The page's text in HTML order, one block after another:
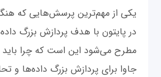
یکی از مهم‌ترین پرسش‌هایی که
در پایتون با هدف پردازش بزرگ
مطرح می‌شود این است که چرا باید
جاوا برای پردازش بزرگ داده‌ها و